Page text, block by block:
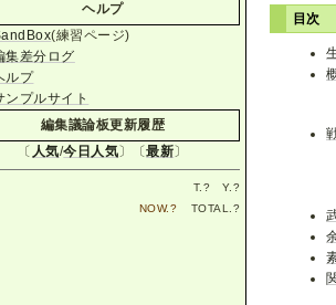
目次
ヘルプ
(練習ページ)
集差分ログ
ルプ
ンプルサイト
編集議論板更新履歴
〔 人気/今日人気〕〔最新〕
T. ? Y. ?
NOW.? TOTAL. ?